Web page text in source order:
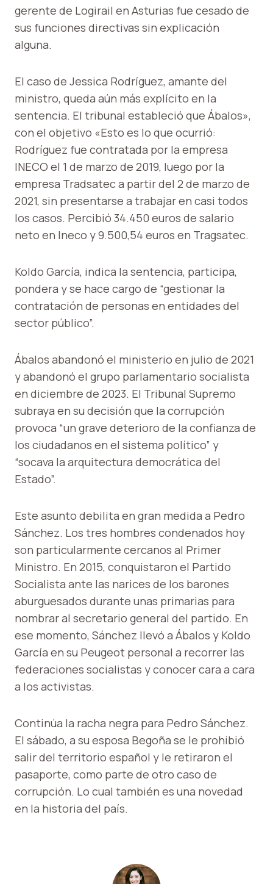
gerente de Logirail en Asturias fue cesado de
sus funciones directivas sin explicación
alguna.
El caso de Jessica Rodríguez, amante del
ministro, queda aún más explícito en la
sentencia. El tribunal estableció que Ábalos»,
con el objetivo «Esto es lo que ocurrió:
Rodríguez fue contratada por la empresa
INECO el 1 de marzo de 2019, luego por la
empresa Tradsatec a partir del 2 de marzo de
2021, sin presentarse a trabajar en casi todos
los casos. Percibió 34.450 euros de salario
neto en Ineco y 9.500,54 euros en Tragsatec.
Koldo García, indica la sentencia, participa,
pondera y se hace cargo de “gestionar la
contratación de personas en entidades del
sector público”.
Ábalos abandonó el ministerio en julio de 2021
y abandonó el grupo parlamentario socialista
en diciembre de 2023. El Tribunal Supremo
subraya en su decisión que la corrupción
provoca “un grave deterioro de la confianza de
los ciudadanos en el sistema político” y
“socava la arquitectura democrática del
Estado”.
Este asunto debilita en gran medida a Pedro
Sánchez. Los tres hombres condenados hoy
son particularmente cercanos al Primer
Ministro. En 2015, conquistaron el Partido
Socialista ante las narices de los barones
aburguesados ​​durante unas primarias para
nombrar al secretario general del partido. En
ese momento, Sánchez llevó a Ábalos y Koldo
García en su Peugeot personal a recorrer las
federaciones socialistas y conocer cara a cara
a los activistas.
Continúa la racha negra para Pedro Sánchez.
El sábado, a su esposa Begoña se le prohibió
salir del territorio español y le retiraron el
pasaporte, como parte de otro caso de
corrupción. Lo cual también es una novedad
en la historia del país.